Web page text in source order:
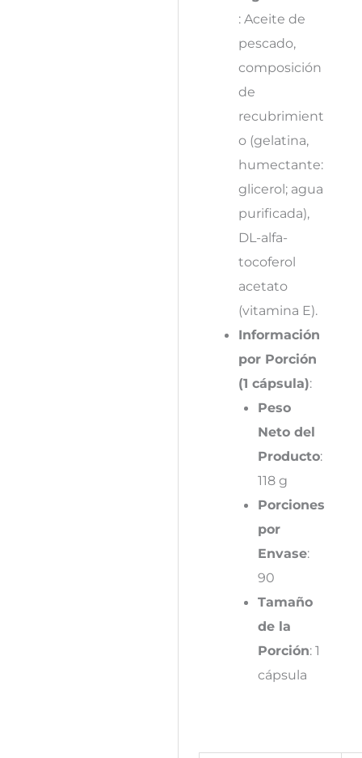
: Aceite de
pescado,
composición
de
recubrimient
o (gelatina,
humectante:
glicerol; agua
purificada),
DL-alfa-
tocoferol
acetato
(vitamina E).
Información
por Porción
(1 cápsula):
Peso
Neto del
Producto:
118 g
Porciones
por
Envase:
90
Tamaño
de la
Porción: 1
cápsula